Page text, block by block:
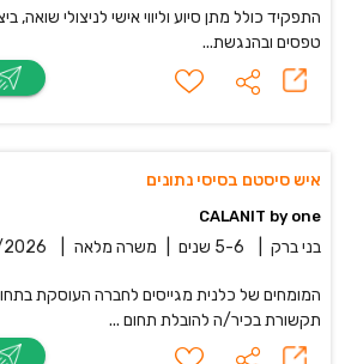
התפקיד כולל מתן סיוע וליווי אישי לניצולי שואה,
טפסים ובהנגשת...
איש סיסטם בסיסי נתונים
CALANIT by one
בני ברק 5-6 שנים משרה מלאה
המומחים של כלנית מגייסים לחברה העוסקת
תקשורת בכיר/ה להובלת תחום ...